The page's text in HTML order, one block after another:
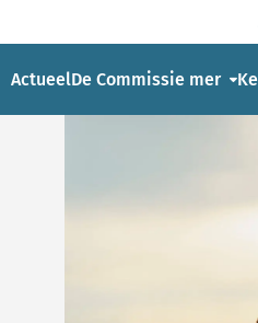
ActueelDe Commissie mer